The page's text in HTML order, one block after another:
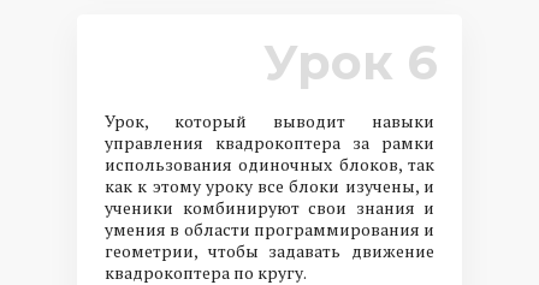
Урок 6
Урок, который выводит навыки
управления квадрокоптера за рамки
использования одиночных блоков, так
как к этому уроку все блоки изучены, и
ученики комбинируют свои знания и
умения в области программирования и
геометрии, чтобы задавать движение
квадрокоптера по кругу.